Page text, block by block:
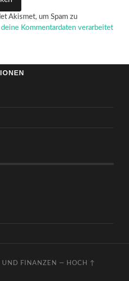
Akismet, um Spam zu
Kommentardaten verarbeitet
UND FINANZEN — HOCH ↑